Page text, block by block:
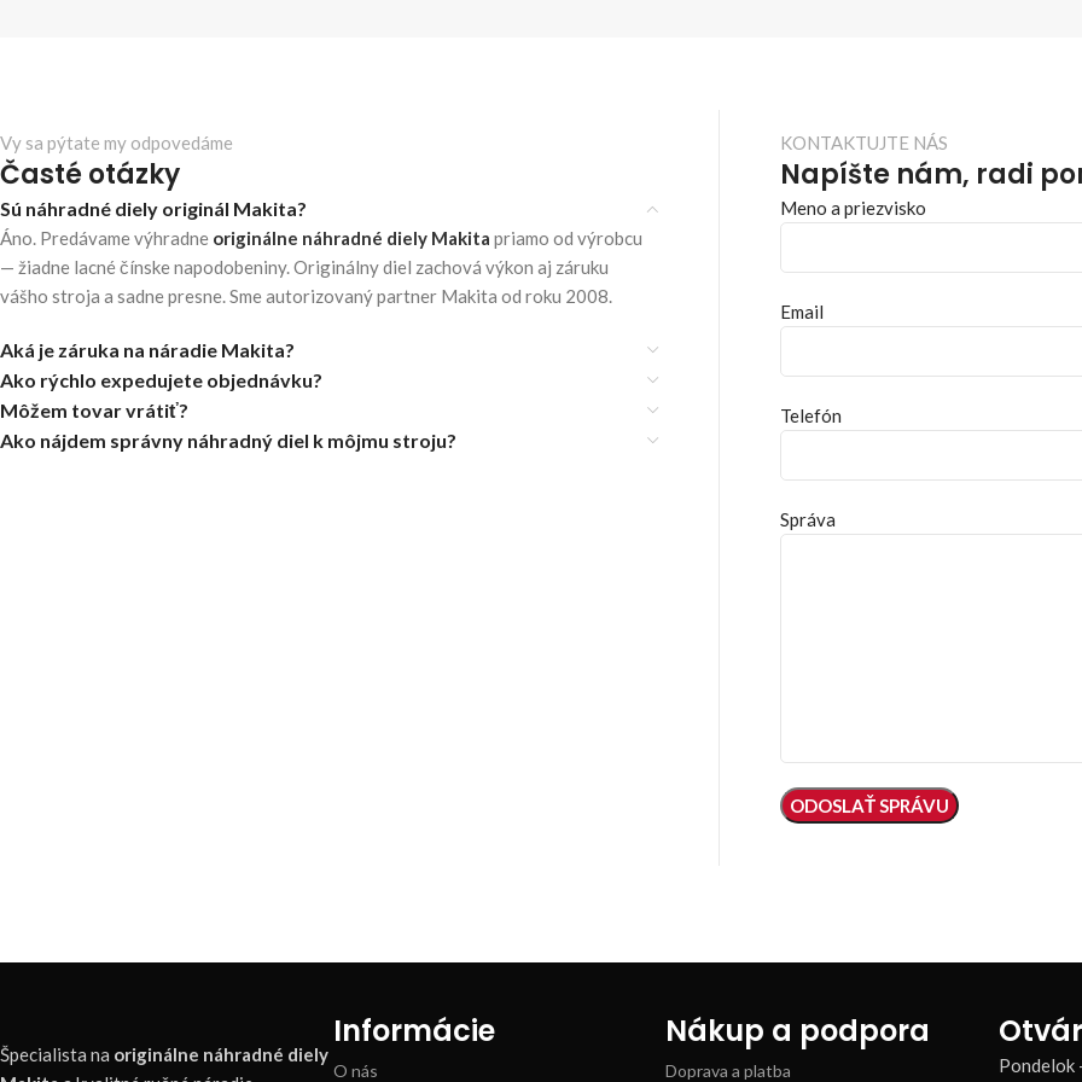
Vy sa pýtate my odpovedáme
Časté otázky
Sú náhradné diely originál Makita?
Áno. Predávame výhradne originálne náhradné diely Makita priamo od výrobcu
— žiadne lacné čínske napodobeniny. Originálny diel zachová výkon aj záruku
vášho stroja a sadne presne. Sme autorizovaný partner Makita od roku 2008.
Aká je záruka na náradie Makita?
Ako rýchlo expedujete objednávku?
Môžem tovar vrátiť?
Ako nájdem správny náhradný diel k môjmu stroju?
KONTAKTUJTE NÁS
Napíšte nám, radi
Meno a priezvisko
Email
Telefón
Správa
Špecialista na originálne náhradné diely
Informácie
O nás
Nákup a podpora
Doprava a platba Pondelok